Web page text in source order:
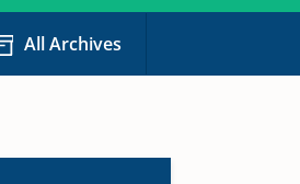
All Archives